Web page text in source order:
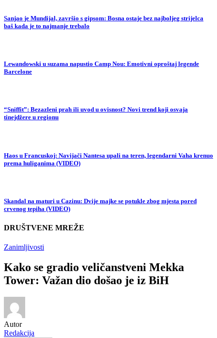
Sanjao je Mundijal, završio s gipsom: Bosna ostaje bez najboljeg strijelca
baš kada je to najmanje trebalo
Lewandowski u suzama napustio Camp Nou: Emotivni oproštaj legende
Barcelone
“Sniffit”: Bezazleni prah ili uvod u ovisnost? Novi trend koji osvaja
tinejdžere u regionu
Haos u Francuskoj: Navijači Nantesa upali na teren, legendarni Vaha krenuo
prema huliganima (VIDEO)
Skandal na maturi u Cazinu: Dvije majke se potukle zbog mjesta pored
crvenog tepiha (VIDEO)
DRUŠTVENE MREŽE
Zanimljivosti
Kako se gradio veličanstveni Mekka
Tower: Važan dio došao je iz BiH
Autor
Redakcija